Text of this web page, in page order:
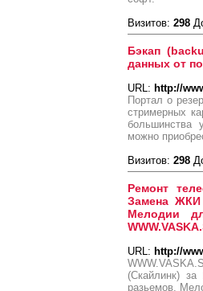
Визитов: 298
Бэкап
данных от
URL: http://
Портал о
стримерных
большинства
можно
Визитов: 298
Ремонт
Замена ЖКИ
Мелодии
URL: http://
(Скайлинк)
разьемов.